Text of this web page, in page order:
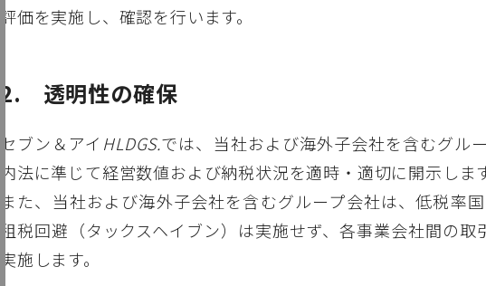
評価を実施し、確認を行います。
透明性の確保
セブン＆アイ HLDGS.では、当社および海外子会社を含むグル
内法に準じて経営数値および納税状況を適時・適切に開示します
また、当社および海外子会社を含むグループ会社は、低税率
租税回避（タックスヘイブン）は実施せず、各事業会社間の
実施します。